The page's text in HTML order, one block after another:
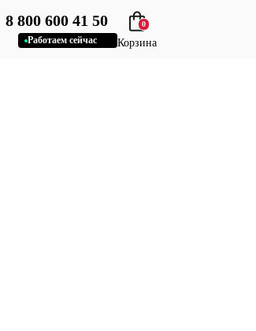
8 800 600 41 50
Работаем сейчас
0
Корзина